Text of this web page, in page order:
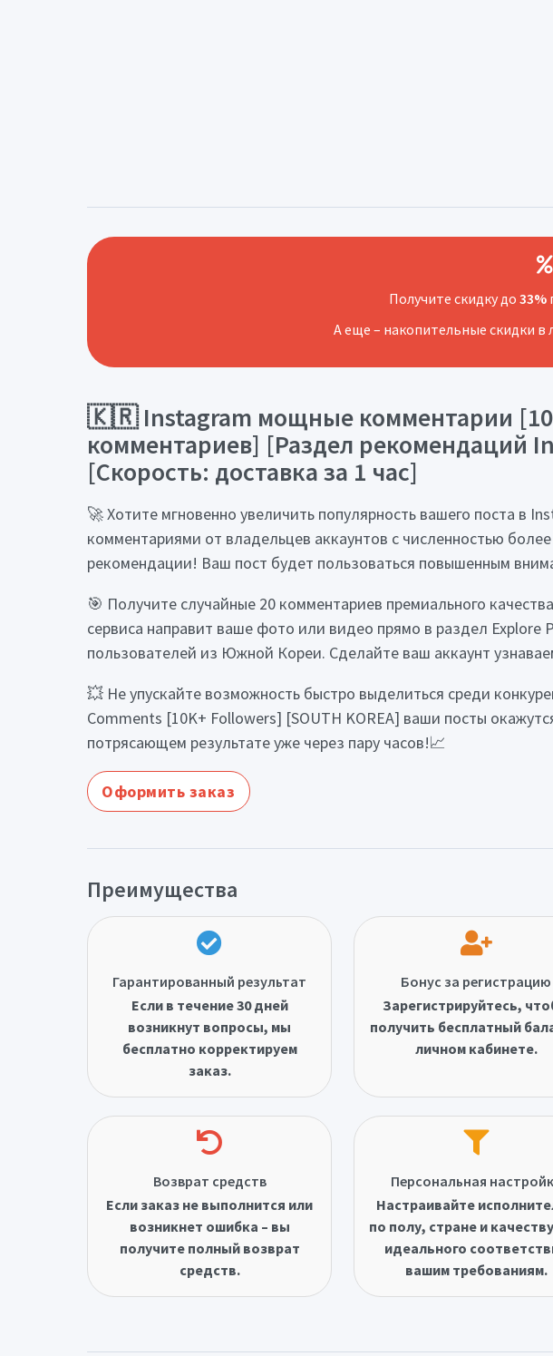
Получите скидку до 33%
А еще – накопительные скидки в
🇰🇷 Instagram мощные комментарии
комментариев] [Раздел рекомендаций
[Скорость: доставка за 1 час]
🚀 Хотите мгновенно увеличить популярность вашего поста в
комментариями от владельцев аккаунтов с численностью
рекомендации! Ваш пост будет пользоваться повышенным
🎯 Получите случайные 20 комментариев премиального
сервиса направит ваше фото или видео прямо в раздел
пользователей из Южной Кореи. Сделайте ваш аккаунт
💥 Не упускайте возможность быстро выделиться среди
Comments [10K+ Followers] [SOUTH KOREA] ваши посты
потрясающем результате уже через пару часов!📈
Оформить заказ
Преимущества
Гарантированный результат
Если в течение 30 дней
возникнут вопросы, мы
бесплатно корректируем
заказ.
Бонус за регистрацию
Зарегистрируйтесь,
получить бесплатный
личном кабинете.
Возврат средств
Если заказ не выполнится или
возникнет ошибка – вы
получите полный возврат
средств.
Персональная
Настраивайте
по полу, стране и
идеального
вашим требованиям.